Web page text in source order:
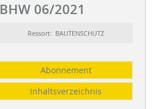
BHW 06/2021
Ressort: BAUTENSCHUTZ
Abonnement
Inhaltsverzeichnis